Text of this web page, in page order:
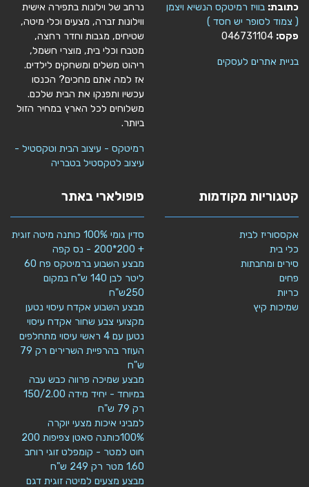
כתובת: בוויז רמיטקס הנשיא ויצמן
( צמוד לסופר יש חסד )
פקס:
בניית אתרים לעסקים
נרחב של וילונות בתפירה אישית
ווילונות זברה, מצעים וכלי מיטה,
שטיחים, מגבות וחדר רחצה,
מטבח וכלי בית, מוצרי חשמל,
ריהוט משלים ומשחקים לילדים.
אז למה אתם מחכים? הכנסו
עכשיו ותפנקו את הבית שלכם.
משלוחים לכל הארץ במחיר הזול
ביותר.
רמיטקס - עיצוב הבית וטקסטיל -
עיצוב לטקסטיל בטבריה
קטגוריות מקודמות
אקססוריז לבית
כלי בית
סירים ומחבתות
פחים
כריות
שמיכות קיץ
פופולארי באתר
סדין גומי 100% כותנה מיטה זוגית
+ 200*200 - נס קפה
מבצע השבוע ברמיטקס פח 60
ליטר לבן 140 ש"ח במקום
250ש"ח
מבצע השבוע אקדח עיסוי נטען
מקצועי צבע שחור אקדח עיסוי
נטען עם 4 ראשי עיסוי מתחלפים
העוזר בהרפיית השרירים רק 79
ש"ח
מבצע שמיכה פרווה כבש עבה
במיוחד - יחיד מידה 150/2.00
רק 79 ש"ח
למביני איכות מצעי יוקרה
100%כותנה סאטן צפיפות 200
חוט למטר - קומפלט זוגי רוחב
1.60 מטר רק 249 ש"ח
מבצע מצעים למיטה זוגית דגם